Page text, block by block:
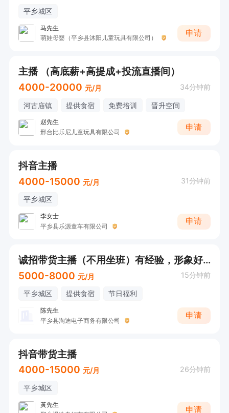
平乡城区
马先生
萌娃母婴（平乡县沐阳儿童玩具有限公司）
申请
主播 （高底薪+高提成+投流直播间）
4000-20000 元/月 34分钟前
河古庙镇 提供食宿 免费培训 晋升空间
赵先生
邢台比乐尼儿童玩具有限公司
申请
抖音主播
4000-15000 元/月 31分钟前
平乡城区
李女士
平乡县乐源童车有限公司
申请
诚招带货主播（不用坐班）有经验，形象好 销冠➕500 全勤➕200
5000-8000 元/月 15分钟前
平乡城区 提供食宿 节日福利
陈先生
平乡县淘迪电子商务有限公司
申请
抖音带货主播
4000-15000 元/月 26分钟前
平乡城区
黃先生
申请